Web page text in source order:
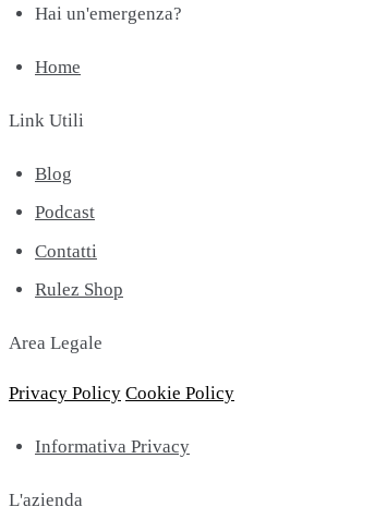
Hai un'emergenza?
Home
Link Utili
Blog
Podcast
Contatti
Rulez Shop
Area Legale
Privacy Policy Cookie Policy
Informativa Privacy
L'azienda